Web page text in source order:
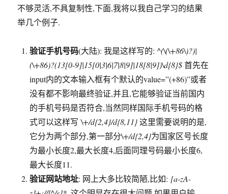
不够灵活,不具复制性,下面,我将以我自己学习的结果
举几个例子.
验证手机号码(大陆): 我是这样写的:^(\(\+86\)?)|
(\+86)?(13[0-9]|15[0|3|6|7|8|9]|18[8|9])\d{8}$首先在
input内的文本输入框有个默认的value=”(+86)”或者
没有都不影响最终验证,并且,它能够验证当前国内
的手机号码是否符合,当然同样国际手机号码的格
式可以这样写\+/d{2,4}/d{8,11}这里需要说明的是,
它分为两个部分,第一部分\+/d{2,4}为国家区号长度
为最小长度2,最大长度4,后面同理号码最小长度6,
最大长度11.
验证网站地址: 网上大多比较简陋,比如: [a-zA-